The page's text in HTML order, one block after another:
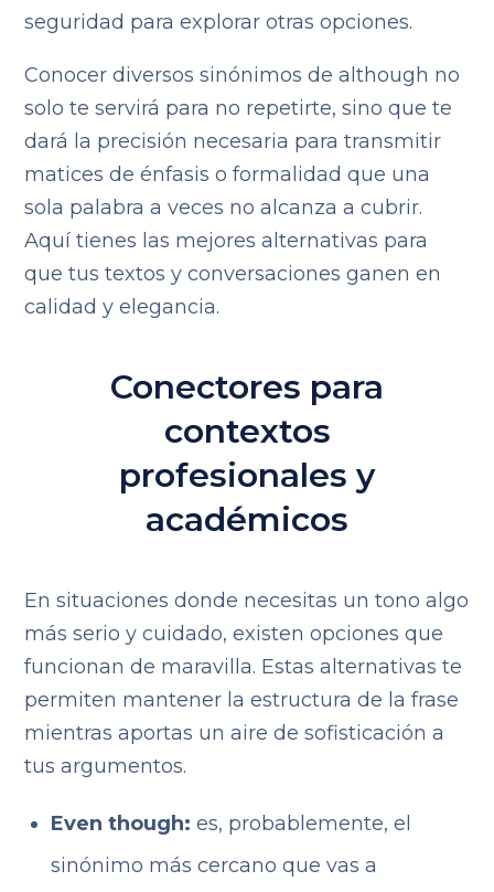
seguridad para explorar otras opciones.
Conocer diversos sinónimos de although no
solo te servirá para no repetirte, sino que te
dará la precisión necesaria para transmitir
matices de énfasis o formalidad que una
sola palabra a veces no alcanza a cubrir.
Aquí tienes las mejores alternativas para
que tus textos y conversaciones ganen en
calidad y elegancia.
Conectores para
contextos
profesionales y
académicos
En situaciones donde necesitas un tono algo
más serio y cuidado, existen opciones que
funcionan de maravilla. Estas alternativas te
permiten mantener la estructura de la frase
mientras aportas un aire de sofisticación a
tus argumentos.
Even though: es, probablemente, el
sinónimo más cercano que vas a